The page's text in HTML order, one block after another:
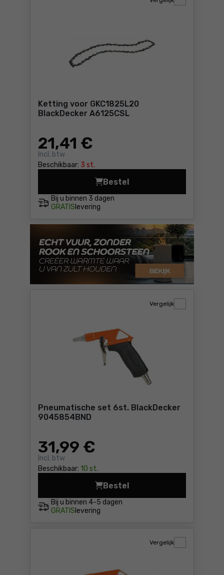
Ketting voor GKC1825L20
BlackDecker A6125CSL
21,41 €
Incl. btw
Beschikbaar: 3 st.
Bij u binnen 3 dagen
GRATIS levering
Bestel
Ketting voor GKC1825L20
Pneumatische set 6st. BlackDecker
9045854BND
31,99 €
Incl. btw
Beschikbaar: 10 st.
Vergelijk
Bij u binnen 4-5 dagen
GRATIS levering
Bestel
Pneumatische set 6st.
Vergelijk